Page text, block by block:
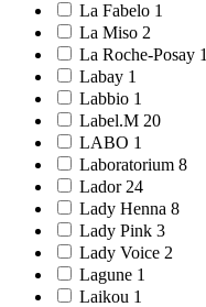
La Fabelo 1
La Miso 2
La Roche-Posay 1
Labay 1
Labbio 1
Label.M 20
LABO 1
Laboratorium 8
Lador 24
Lady Henna 8
Lady Pink 3
Lady Voice 2
Lagune 1
Laikou 1